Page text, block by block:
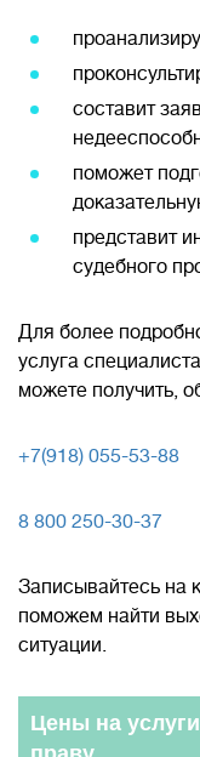
составит
поможет
представит
судебного
Для более
услуга
можете получить,
+7(918) 055-53-88
8 800 250-30-37
Записывайтесь на
поможем найти
ситуации.
Цены на